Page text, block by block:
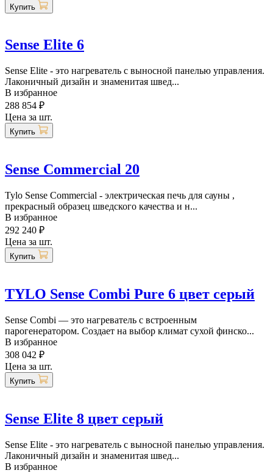
Купить
Sense Elite 6
Sense Elite - это нагреватель с выносной панелью управления.
Лаконичный дизайн и знаменитая швед...
В избранное
288 854 ₽
Цена за шт.
Купить
Sense Commercial 20
Tylo Sense Commercial - электрическая печь для сауны ,
прекрасный образец шведского качества и н...
В избранное
292 240 ₽
Цена за шт.
Купить
TYLO Sense Combi Pure 6 цвет серый
Sense Combi — это нагреватель с встроенным
парогенератором. Создает на выбор климат сухой финско...
В избранное
308 042 ₽
Цена за шт.
Купить
Sense Elite 8 цвет серый
Sense Elite - это нагреватель с выносной панелью управления.
Лаконичный дизайн и знаменитая швед...
В избранное